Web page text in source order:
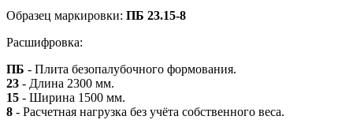
Образец маркировки: ПБ 23.15-8
Расшифровка:
ПБ - Плита безопалубочного формования.
23 - Длина 2300 мм.
15 - Ширина 1500 мм.
8 - Расчетная нагрузка без учёта собственного веса.